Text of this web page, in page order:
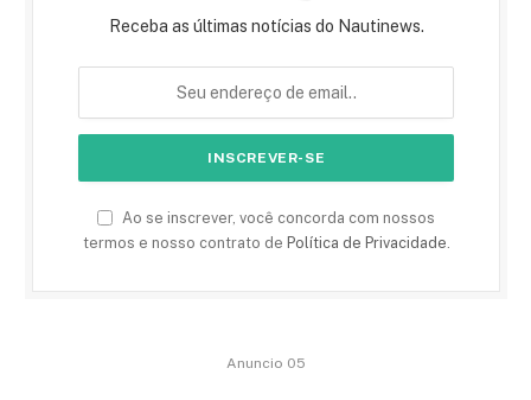
Receba as últimas notícias do Nautinews.
Ao se inscrever, você concorda com nossos
termos e nosso contrato de Política de Privacidade
Anuncio 05